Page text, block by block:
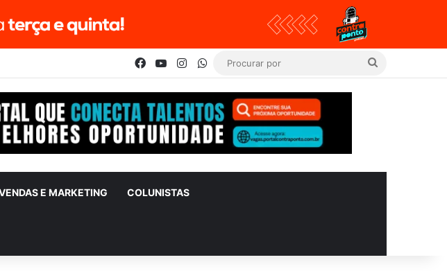
Facebook
YouTubeInstagramWhatsApp
E MARKETING COLUNISTAS